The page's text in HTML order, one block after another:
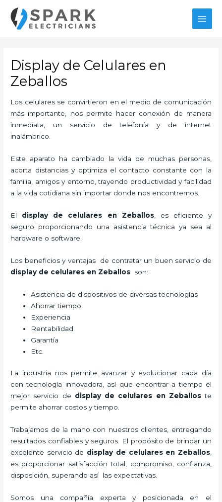
contenido
Display de Celulares en
Zeballos
Los celulares se convirtieron en el medio de comunicación
más importante, nos permite hacer conexión de manera
inmediata, un servicio de telefonía y de internet
inalámbrico.
Este aparato ha cambiado la vida de muchas personas,
acorta distancias y optimiza el contacto constante con la
familia, amigos y entorno, trayendo productividad y facilidad
a la vida cotidiana sin importar donde nos encontremos.
El display de celulares en Zeballos, es eficiente y
seguro proporcionando una asistencia técnica ya sea al
hardware o software.
Los beneficios y ventajas de contratar un buen servicio de
display de celulares en Zeballos son:
Asistencia de dispositivos de diversas tecnologías
Ahorrar tiempo
Experiencia
Rentabilidad
Garantía
Etc.
La industria nos permite avanzar y evolucionar cada día
con tecnología innovadora, así que encontrar a tiempo el
mejor servicio de display de celulares en Zeballoste
permite ahorrar costos y tiempo.
Trabajamos de la mano con nuestros clientes, entregando
resultados confiables y seguros. El propósito de brindar un
excelente servicio de display de celularesen Zeballos,
es proporcionar satisfacción total, compromiso, confianza,
disposición, superando así las expectativas.
Somos una compañía experta y posicionada en el